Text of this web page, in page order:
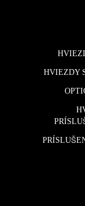
HVIEZDY